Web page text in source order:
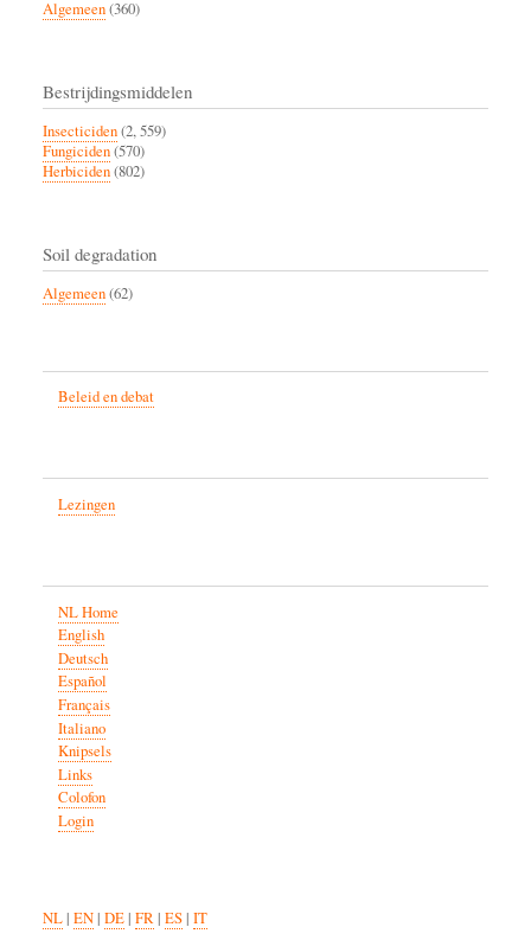
Algemeen(360)
Bestrijdingsmiddelen
Insecticiden(2, 559)
Fungiciden(570)
Herbiciden(802)
Soil degradation
Algemeen(62)
Beleid en debat
Lezingen
NL Home
English
Deutsch
Español
Français
Italiano
Knipsels
Links
Colofon
Login
NL| EN| DE| FR| ES| IT